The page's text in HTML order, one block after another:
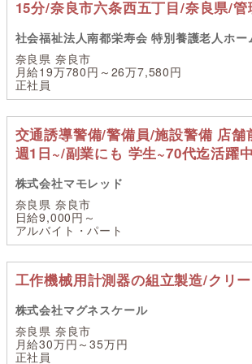
15分/奈良市六条西五丁目/奈良県/管
社会福祉法人南都栄寿会 特別養護老人ホー
奈良県 奈良市
月給19万780円～26万7,580円
正社員
交通誘導警備/警備員/施設警備 店舗
週1日~/副業にも 学生~70代迄活躍中
株式会社マモレッド
奈良県 奈良市
日給9,000円～
アルバイト・パート
工作機械用計測器の組立製造/クリ
株式会社マグネスケール
奈良県 奈良市
月給30万円～35万円
正社員